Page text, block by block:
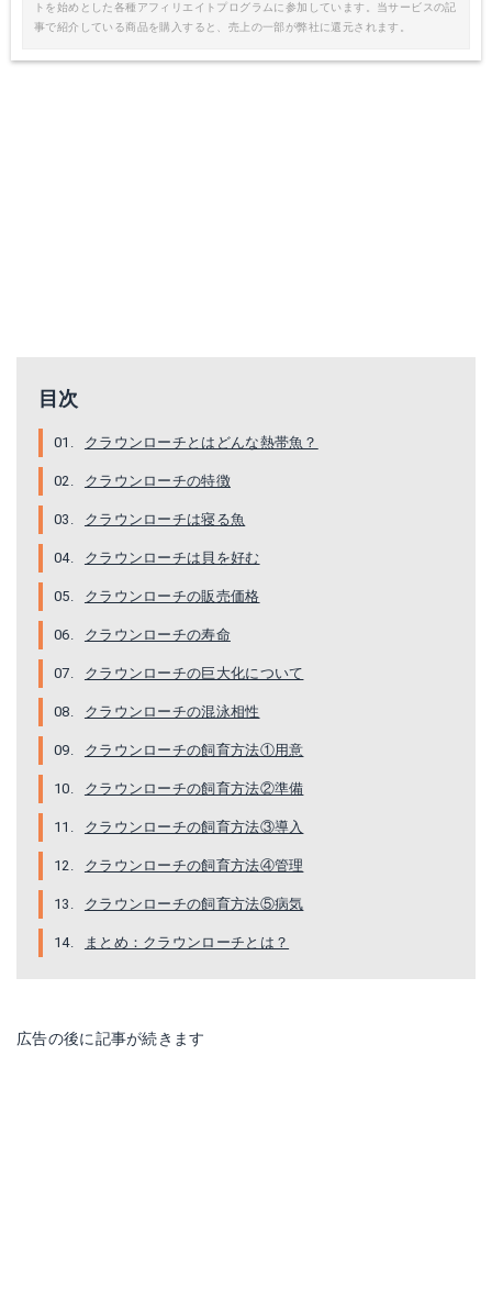
トを始めとした各種アフィリエイトプログラムに参加しています。当サービスの記
事で紹介している商品を購入すると、売上の一部が弊社に還元されます。
目次
クラウンローチとはどんな熱帯魚？
クラウンローチの特徴
クラウンローチは寝る魚
クラウンローチは貝を好む
クラウンローチの販売価格
クラウンローチの寿命
クラウンローチの巨大化について
クラウンローチの混泳相性
クラウンローチの飼育方法①用意
クラウンローチの飼育方法②準備
クラウンローチの飼育方法③導入
クラウンローチの飼育方法④管理
クラウンローチの飼育方法⑤病気
まとめ：クラウンローチとは？
広告の後に記事が続きます